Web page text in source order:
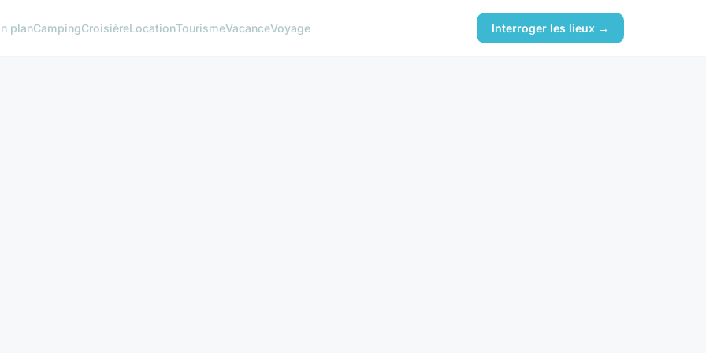
planCampingCroisièreLocationTourismeVacanceVoyage Interroger les lieux →